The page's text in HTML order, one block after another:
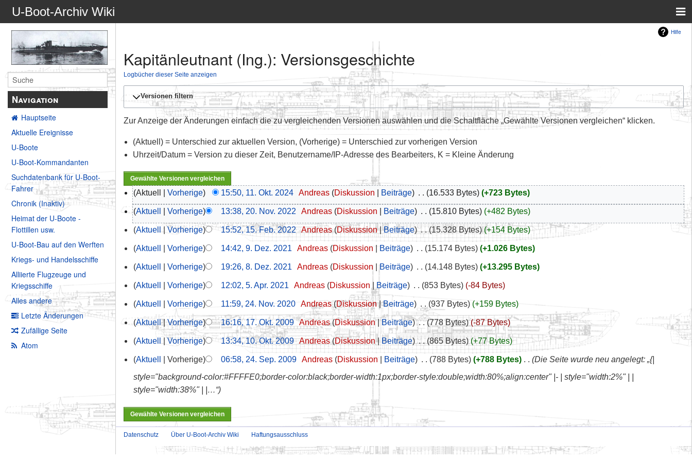
U-Boot-Archiv Wiki
Navigation
Hauptseite
Aktuelle Ereignisse
U-Boote
U-Boot-Kommandanten
Suchdatenbank für U-Boot-
Fahrer
Chronik (Inaktiv)
Heimat der U-Boote -
Flottillen usw.
U-Boot-Bau auf den Werften
Kriegs- und Handelsschiffe
Alliierte Flugzeuge und
Kriegsschiffe
Alles andere
Letzte Änderungen
Zufällige Seite
Atom
Hilfe
Kapitänleutnant (Ing.): Versionsgeschichte
Logbücher dieser Seite anzeigen
Versionen filtern
Zur Anzeige der Änderungen einfach die zu vergleichenden Versionen auswählen und die Schaltfläche „Gewählte Versionen vergleichen“ klicken.
(Aktuell) = Unterschied zur aktuellen Version, (Vorherige) = Unterschied zur vorherigen Version
Uhrzeit/Datum = Version zu dieser Zeit, Benutzername/IP-Adresse des Bearbeiters, K = Kleine Änderung
Aktuell Vorherige 15:50, 11. Okt. 2024‎ Andreas Diskussion Beiträge 16.533 Bytes +723 Bytes
Aktuell Vorherige 13:38, 20. Nov. 2022 Andreas Diskussion Beiträge 15.810 Bytes +482 Bytes
Aktuell Vorherige 15:52, 15. Feb. 2022‎ Andreas Diskussion Beiträge ‎ 15.328 Bytes +154 Bytes
Aktuell Vorherige 14:42, 9. Dez. 2021 Andreas Diskussion Beiträge 15.174 Bytes +1.026 Bytes
Aktuell Vorherige 19:26, 8. Dez. 2021 Andreas Diskussion Beiträge 14.148 Bytes +13.295 Bytes
Aktuell Vorherige 12:02, 5. Apr. 2021 Andreas Diskussion Beiträge 853 Bytes -84 Bytes
Aktuell Vorherige 11:59, 24. Nov. 2020‎ Andreas Diskussion Beiträge 937 Bytes +159 Bytes
Aktuell Vorherige 16:16, 17. Okt. 2009‎ Andreas Diskussion Beiträge ‎ 778 Bytes -87 Bytes
Aktuell Vorherige 13:34, 10. Okt. 2009‎ Andreas Diskussion Beiträge ‎ 865 Bytes +77 Bytes
Aktuell Vorherige 06:58, 24. Sep. 2009‎ Andreas Diskussion Beiträge 788 Bytes +788 Bytes
Die Seite wurde neu angelegt: „{|
style="background-color:#FFFFE0;border-color:black;border-width:1px;border-style:double;width:80%;align:center" |- | style="width:2%" | |
style="width:38%" | |…“
Datenschutz Über U-Boot-Archiv Wiki Haftungsausschluss